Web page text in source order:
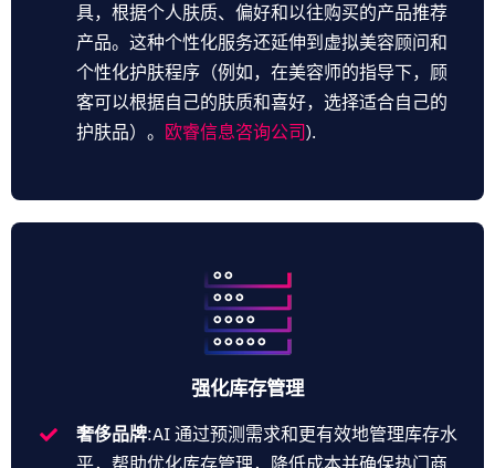
具，根据个人肤质、偏好和以往购买的产品推荐
产品。这种个性化服务还延伸到虚拟美容顾问和
个性化护肤程序（例如，在美容师的指导下，顾
客可以根据自己的肤质和喜好，选择适合自己的
护肤品）。 欧睿信息咨询公司).
强化库存管理
奢侈品牌:AI 通过预测需求和更有效地管理库存水